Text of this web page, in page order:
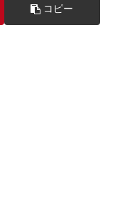
コピー